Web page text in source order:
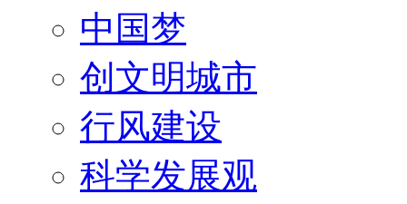
中国梦
创文明城市
行风建设
科学发展观